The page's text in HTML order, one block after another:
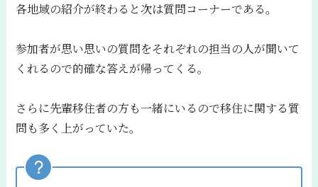
各地域の紹介が終わると次は質問コーナーである。
参加者が思い思いの質問をそれぞれの担当の人が聞いて
くれるので的確な答えが帰ってくる。
さらに先輩移住者の方も一緒にいるので移住に関する質
問も多く上がっていた。